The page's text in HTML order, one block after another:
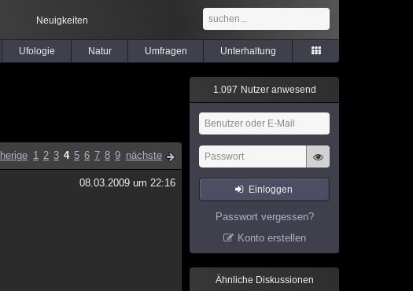
Neuigkeiten
Ufologie Natur Umfragen Unterhaltung
1 2 3 4 5 6 7 8 9 nächste
08.03.2009 um 22:16
1.097 Nutzer anwesend
Einloggen
Passwort vergessen?
Konto erstellen
Ähnliche Diskussionen